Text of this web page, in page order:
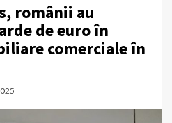
românii au
de euro în
comerciale în